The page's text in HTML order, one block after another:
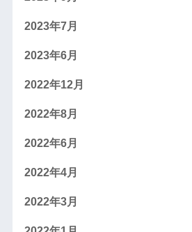
2023年7月
2023年6月
2022年12月
2022年8月
2022年6月
2022年4月
2022年3月